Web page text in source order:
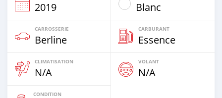
2019 Blanc
CARROSSERIE
Berline
CARBURANT
Essence
CLIMATISATION
N/A
VOLANT
N/A
CONDITION